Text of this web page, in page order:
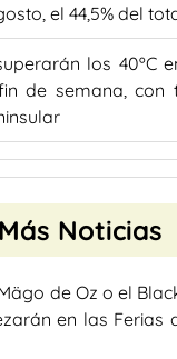
el 44,5% del
los 40ºC
de semana, con
Más Noticias
de Oz o el
en las Ferias